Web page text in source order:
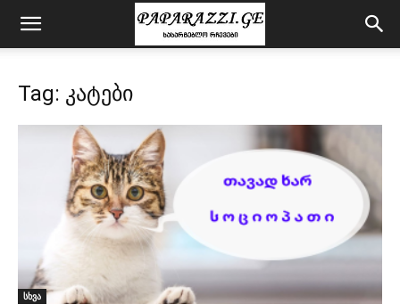
Tag: კატები
სხვა